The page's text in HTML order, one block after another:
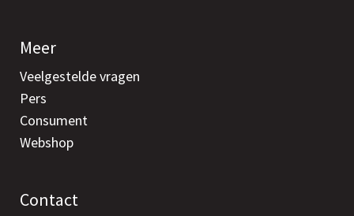
Meer
Veelgestelde vragen
Pers
Consument
Webshop
Contact